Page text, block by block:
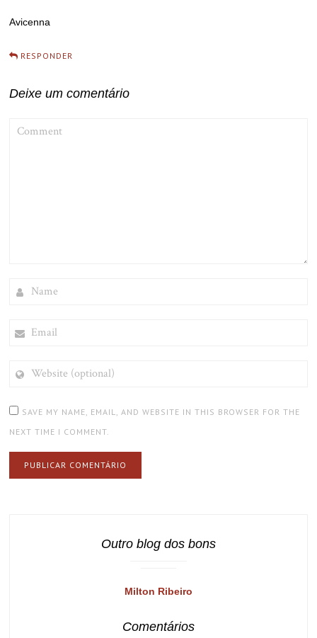
Avicenna
RESPONDER
Deixe um comentário
(OPTIONAL)
SAVE MY NAME, EMAIL, AND WEBSITE IN THIS BROWSER FOR THE
NEXT TIME I COMMENT.
Outro blog dos bons
Milton Ribeiro
Comentários